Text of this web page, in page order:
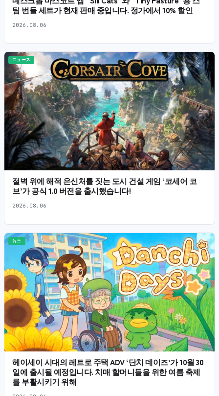
팀 번들 세트가 현재 판매 중입니다. 정가에서 10% 할인
2026.08.06
ニュース
절벽 위에 해적 은신처를 짓는 도시 건설 게임 ‘코세어 코
브’가 공식 1.0 버전을 출시했습니다!
2026.08.06
뉴스
헤이세이 시대의 레트로 주택 ADV ‘단치 데이즈’가 10월 30
일에 출시될 예정입니다. 치매 할머니들을 위한 여름 축제
를 부활시키기 위해